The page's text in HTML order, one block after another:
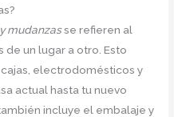
mudanzasse refieren al
un lugar a otro. Esto
electrodomésticos y
actual hasta tu nuevo
incluye el embalaje y